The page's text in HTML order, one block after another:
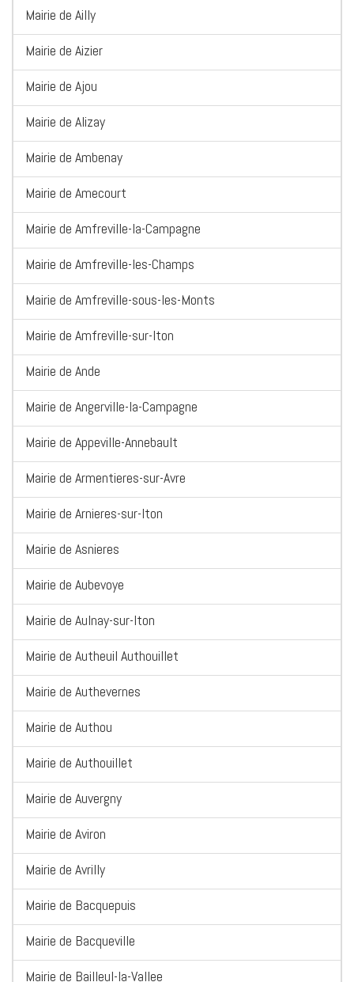
Mairie de Ailly
Mairie de Aizier
Mairie de Ajou
Mairie de Alizay
Mairie de Ambenay
Mairie de Amecourt
Mairie de Amfreville-la-Campagne
Mairie de Amfreville-les-Champs
Mairie de Amfreville-sous-les-Monts
Mairie de Amfreville-sur-Iton
Mairie de Ande
Mairie de Angerville-la-Campagne
Mairie de Appeville-Annebault
Mairie de Armentieres-sur-Avre
Mairie de Arnieres-sur-Iton
Mairie de Asnieres
Mairie de Aubevoye
Mairie de Aulnay-sur-Iton
Mairie de Autheuil Authouillet
Mairie de Authevernes
Mairie de Authou
Mairie de Authouillet
Mairie de Auvergny
Mairie de Aviron
Mairie de Avrilly
Mairie de Bacquepuis
Mairie de Bacqueville
Mairie de Bailleul-la-Vallee